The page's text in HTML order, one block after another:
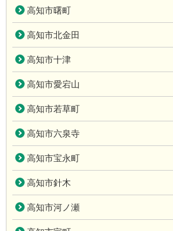
高知市曙町
高知市北金田
高知市十津
高知市愛宕山
高知市若草町
高知市六泉寺
高知市宝永町
高知市針木
高知市河ノ瀬